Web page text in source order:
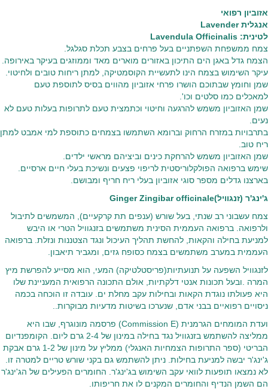
אזוביון רפואי
אנגלית Lavender
לטינית: Lavendula Officinalis
צמח ממשפחת השפתניים בעל פרחים בצבע תכלת סגלגל.
הצמח גדל באגן הים התיכון באזורים מוארים מאד וממוזגים בעיקר באירופה.
עיקר השימוש בצמח הינו לתעשיית הקוסמטיקה, למתן ריחות טובים ולחיטוי.
שמן וחומץ שבתוכם הושרו פרחי אזוביון מהווים בסיס לתוספת טעם
למאכלים כמו סלטים וכו'.
שמן האזוביון משמש להרגעה וחיטוי וכתמצית טעם לתרופות בעלות טעם לא
נעים.
בתרבויות במזרח הרחוק וברומא השתמשו בצמחים כתוספת למי אמבט למתן
ריח טוב.
שמן האזוביון משמש להרחקת כינים וביציהם מראשי ילדים.
שימש ברפואה הפולקלוריסטית לריפוי פצעים ונשיכת בעלי חיים ארסיים.
בארצנו גדלים מספר סוגי אזוביון בעלי ריח חריף ומבושם.
ג'ינג'ר (זנגוויל)Ginger Zingibar officinale
צמח עשבוני רב שנתי, בעל שורש (ענפים תת קרקעיים), המשמשים לתיבול
ולרפואה. ברפואה העממית הסינית משתמשים בזנגוויל הטרי או היבש
למניעת בחילה והקאות, להחשת תהליך העיכול ונגד הצטננות ונזלת. ברפואה
העממית במערב משתמשים בצמח כסופח גזים, ומגביר תיאבון.
לזנגוויל השפעה על תנועתיות(פריסטלטיקה) המעי, הוא מסייע להפרשת מיץ
המרה .ובעל תכונות אנטי דלקתיות, אולם התכונה הרפואית המעניינת שלו
היא פעולתו נוגדת הקאות ובחילות עקב מחלת ים. עובדה זו הוכחה בכמה
ניסויים רפואיים בבני אדם, שנערכו בשיטות מדעיות מבוקרות..
ועדת המומחים הגרמנית (Commission E) פרסמה מונוגרף, שבו היא
ממליצה להשתמש בזנגוויל נגד בחילה במינון של 2-4 גרם ליום. הקומפנדיום
הבריטי (ספר התרופות הצמחיות האנגלי) ממליץ על מינון של 1-2 גרם אבקת
ג'ינג'ר יבשה למניעת בחילות. ניתן להשתמש גם בקני שורש טריים למטרה זו.
לא נמצאו תופעות לוואי עקב השימוש בג'ינג'ר. החומרים הפעילים של הג'ינג'ר
הם השמן הנדיף והחומרים המקנים לו את חריפותו.